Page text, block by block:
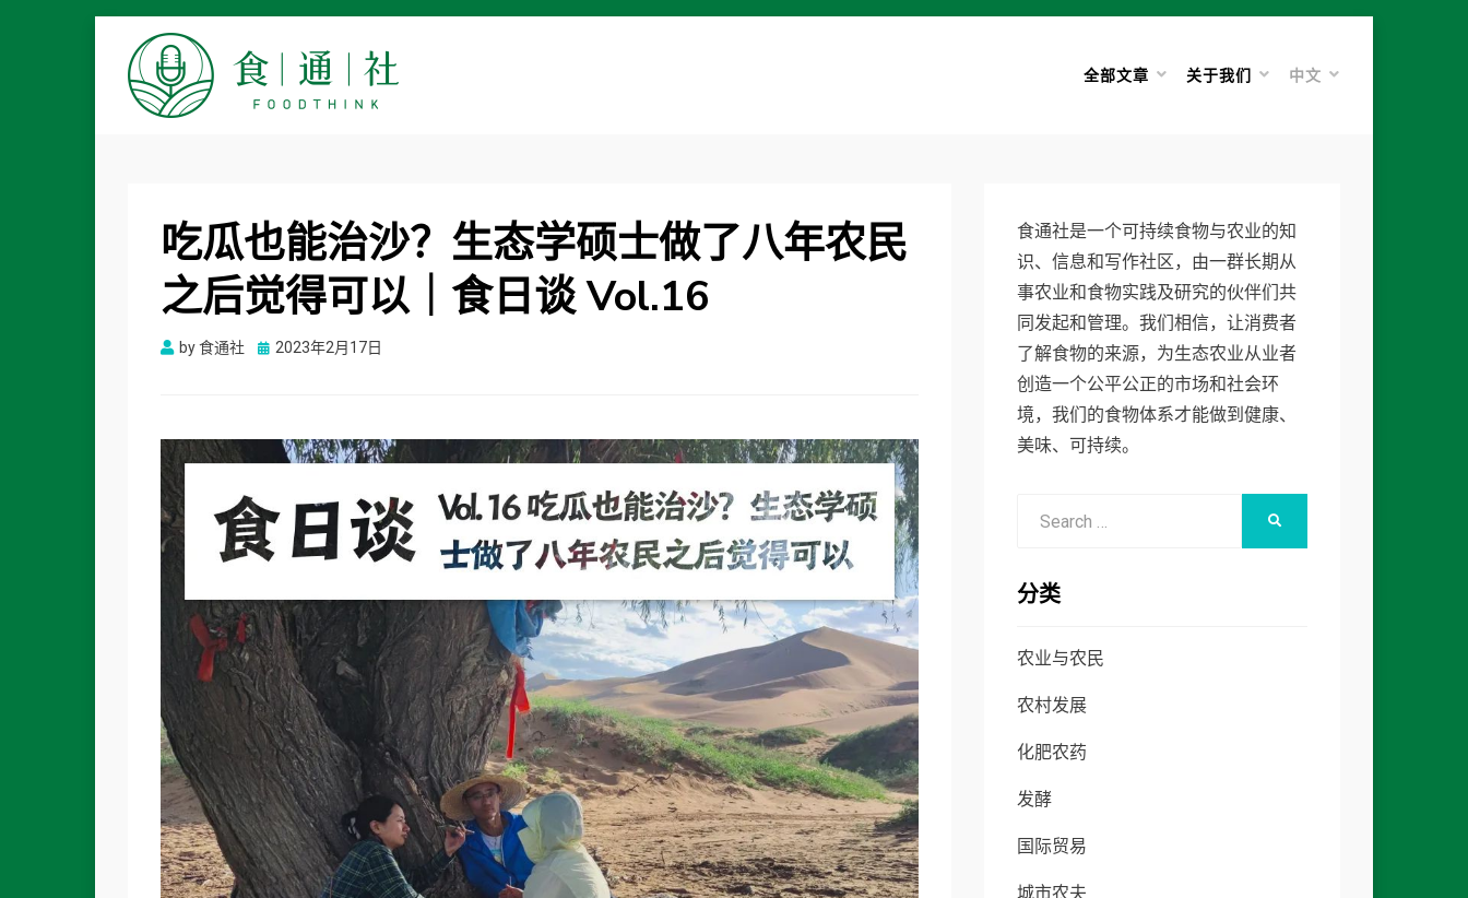
全部文章 关于我们 中文
吃瓜也能治沙？生态学硕士做了八年农民
之后觉得可以｜食日谈 Vol.16
by食通社
Posted
2023年2月17日
食通社是一个可持续食物与农业的知
识、信息和写作社区，由一群长期从
事农业和食物实践及研究的伙伴们共
同发起和管理。我们相信，让消费者
了解食物的来源，为生态农业从业者
创造一个公平公正的市场和社会环
境，我们的食物体系才能做到健康、
美味、可持续。
分类
农业与农民
农村发展
化肥农药
发酵
国际贸易
城市农夫